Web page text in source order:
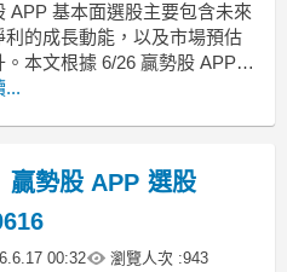
APP 基本面選股主要包含未來
利的成長動能，以及市場預估
文根據 6/26 贏勢股 APP
挑選介紹整理。總分：以基
益比標準差來判斷，負值代表
越低越好。詳情可參考另一
...
贏勢股 APP 選股
00:32 瀏覽人次 :943